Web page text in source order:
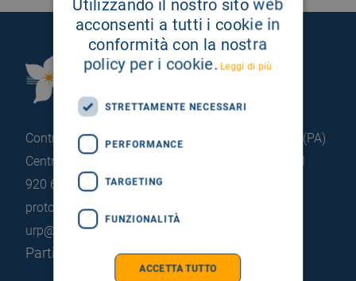
Fondazione Istituto
Contrada Pietrapollastra - Pisciotto 90015 Cefalù (PA)
Centralino: +39 0921 920 111
Portineria: +39 0921
920 663
protocollo@pec.hsrgiglio.it
urp@hsrgiglio.it
Partita IVA: 05205490823
Utilizzando il nostro sito web
acconsenti a tutti i cookie in
conformità con la nostra
policy per i cookie. Leggi di più
STRETTAMENTE NECESSARI
PERFORMANCE
TARGETING
FUNZIONALITÀ
ACCETTA TUTTO